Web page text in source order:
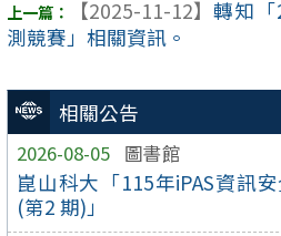
相關公告
2026-08-05 圖書館
崑山科大「115年iPAS資訊
(第2 期)」
【2025-11-12】 轉知「
測競賽」相關資訊。